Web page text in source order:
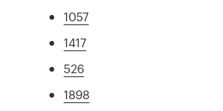
1057
1417
526
1898